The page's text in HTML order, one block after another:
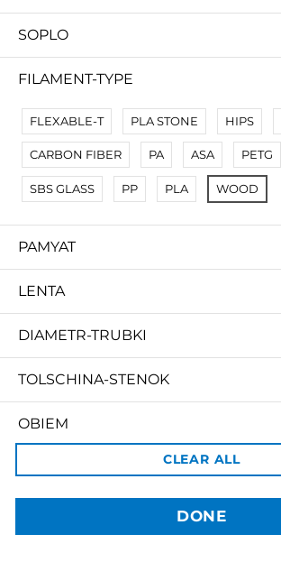
Wood - 3д пластик иммитирующий Дерево
240 000 so'm
SOPLO
FILAMENT-TYPE
FLEXABLE-T PLA STONE HIPS
CARBON FIBER PA ASA PETG
SBS GLASS PP PLA WOOD
PAMYAT
LENTA
DIAMETR-TRUBKI
TOLSCHINA-STENOK
OBIEM
CLEAR ALL
DONE
Для звонков +998909955267
© 20263dBozor.uz. Все права